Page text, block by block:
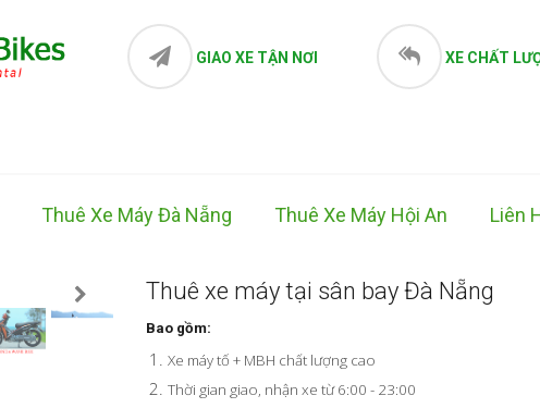
GIAO XE TẬN NƠI XE CHẤT
Thuê Xe Máy Đà Nẵng Thuê Xe Máy Hội An Liên
Thuê xe máy tại sân bay Đà Nẵng
Bao gồm:
Xe máy tố + MBH chất lượng cao
Thời gian giao, nhận xe từ 6:00 - 23:00